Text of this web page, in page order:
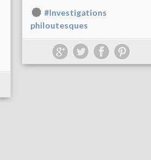
#Investigations
philoutesques